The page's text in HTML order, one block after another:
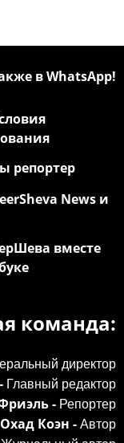
в WhatsApp!
репортер
News и
вместе
команда:
директор
Главный редактор
- Репортер
Охад Коэн - Автор